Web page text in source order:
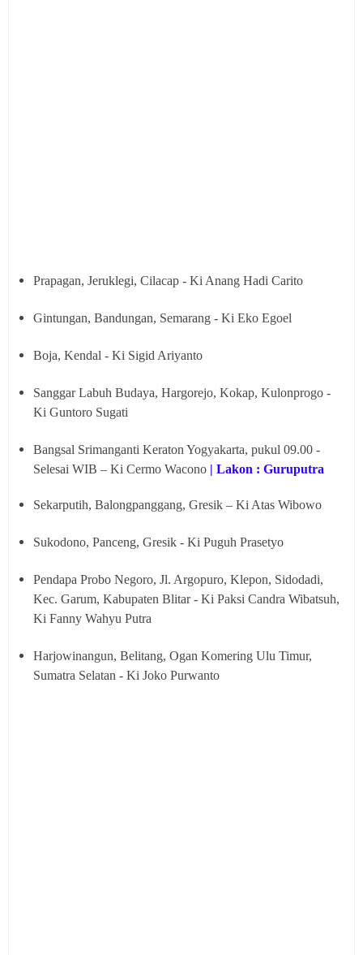
Prapagan, Jeruklegi, Cilacap - Ki Anang Hadi Carito
Gintungan, Bandungan, Semarang - Ki Eko Egoel
Boja, Kendal - Ki Sigid Ariyanto
Sanggar Labuh Budaya, Hargorejo, Kokap, Kulonprogo -
Ki Guntoro Sugati
Bangsal Srimanganti Keraton Yogyakarta, pukul 09.00 -
Selesai WIB – Ki Cermo Wacono | Lakon : Guruputra
Sekarputih, Balongpanggang, Gresik – Ki Atas Wibowo
Sukodono, Panceng, Gresik - Ki Puguh Prasetyo
Pendapa Probo Negoro, Jl. Argopuro, Klepon, Sidodadi,
Kec. Garum, Kabupaten Blitar - Ki Paksi Candra Wibatsuh,
Ki Fanny Wahyu Putra
Harjowinangun, Belitang, Ogan Komering Ulu Timur,
Sumatra Selatan - Ki Joko Purwanto